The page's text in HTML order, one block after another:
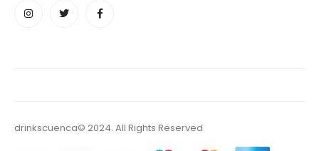
drinkscuenca© 2024. All Rights Reserved